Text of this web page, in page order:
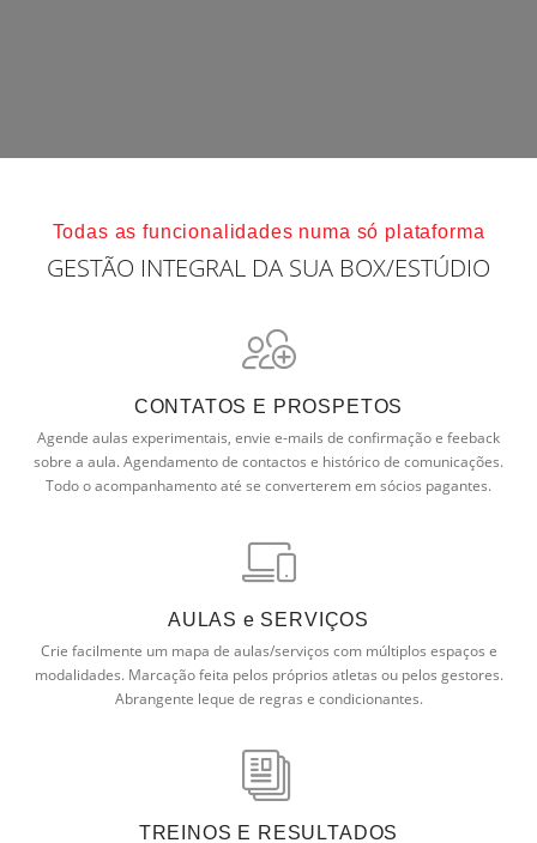
Todas as funcionalidades numa só plataforma
GESTÃO INTEGRAL DA SUA BOX/ESTÚDIO
CONTATOS E PROSPETOS
Agende aulas experimentais, envie e-mails de confirmação e feeback
sobre a aula. Agendamento de contactos e histórico de comunicações.
Todo o acompanhamento até se converterem em sócios pagantes.
AULAS e SERVIÇOS
Crie facilmente um mapa de aulas/serviços com múltiplos espaços e
modalidades. Marcação feita pelos próprios atletas ou pelos gestores.
Abrangente leque de regras e condicionantes.
TREINOS E RESULTADOS